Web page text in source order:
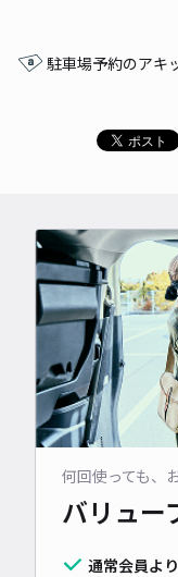
駐車場予約のアキ
何回使っても、
バリュー
通常会員よ